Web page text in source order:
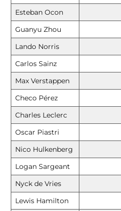
Esteban Ocon
Guanyu Zhou
Lando Norris
Carlos Sainz
Max Verstappen
Checo Pérez
Charles Leclerc
Oscar Piastri
Nico Hulkenberg
Logan Sargeant
Nyck de Vries
Lewis Hamilton